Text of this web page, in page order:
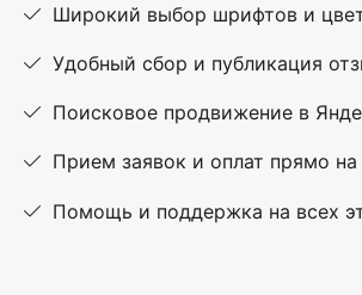
Широкий выбор шрифтов и
Удобный сбор и публикация
Поисковое продвижение в
Прием заявок и оплат прямо на
Помощь и поддержка на всех